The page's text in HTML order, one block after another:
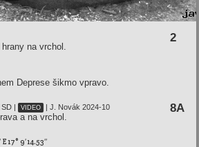
2
na vrchol.
Deprese šikmo vpravo.
SD | VIDEO | J. Novák 2024-10 8A
a na vrchol.
17° 9′ 14.53″